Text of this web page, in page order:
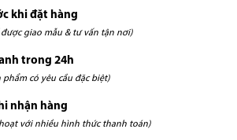
khi đặt hàng
được giao mẫu & tư vấn tận nơi)
trong 24h
có yêu cầu đặc biệt)
nhận hàng
với nhiều hình thức thanh toán)